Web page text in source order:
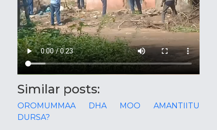
Similar posts:
OROMUMMAA DHA MOO AMANTIITU
DURSA?